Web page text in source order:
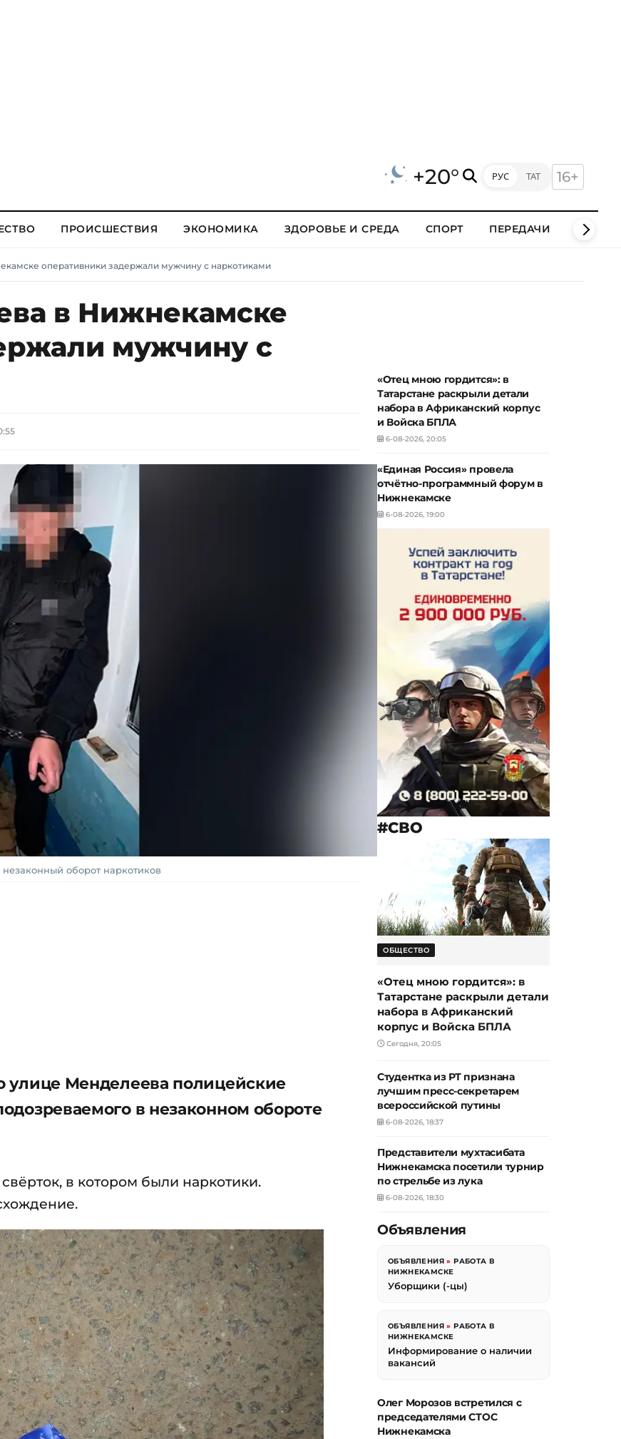
+20° РУС ТАТ 16+
ПРОИСШЕСТВИЯ ЭКОНОМИКА ЗДОРОВЬЕ И СРЕДА СПОРТ ПЕРЕДАЧИ КЛИПЫ
оперативники задержали мужчину с наркотиками
в Нижнекамске
мужчину с
оборот наркотиков
Менделеева полицейские
в незаконном обороте
в котором были наркотики.
«Отец мною гордится»: в
Татарстане раскрыли детали
набора в Африканский корпус
и Войска БПЛА
6-08-2026, 20:05
«Единая Россия» провела
отчётно-программный форум в
Нижнекамске
6-08-2026, 19:00
#СВО
ОБЩЕСТВО
«Отец мною гордится»: в
Татарстане раскрыли детали
набора в Африканский
корпус и Войска БПЛА
Сегодня, 20:05
Студентка из РТ признана
лучшим пресс-секретарем
всероссийской путины
6-08-2026, 18:37
Представители мухтасибата
Нижнекамска посетили турнир
по стрельбе из лука
6-08-2026, 18:30
Объявления
ОБЪЯВЛЕНИЯ »РАБОТА В
НИЖНЕКАМСКЕ
Уборщики (-цы)
ОБЪЯВЛЕНИЯ »РАБОТА В
НИЖНЕКАМСКЕ
Информирование о наличии
вакансий
Олег Морозов встретился с
председателями СТОС
Нижнекамска